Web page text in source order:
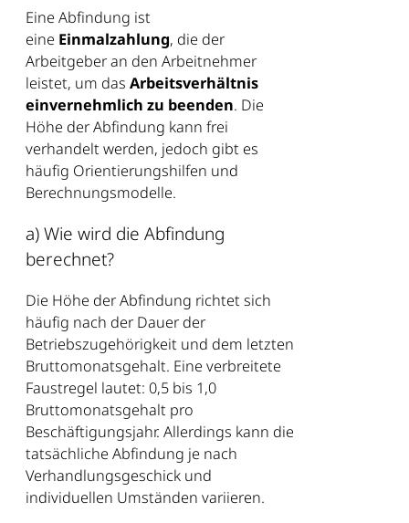
Eine Abfindung ist
eine Einmalzahlung, die der
Arbeitgeber an den Arbeitnehmer
leistet, um das Arbeitsverhältnis
einvernehmlich zu beenden. Die
Höhe der Abfindung kann frei
verhandelt werden, jedoch gibt es
häufig Orientierungshilfen und
Berechnungsmodelle.
a) Wie wird die Abfindung
berechnet?
Die Höhe der Abfindung richtet sich
häufig nach der Dauer der
Betriebszugehörigkeit und dem letzten
Bruttomonatsgehalt. Eine verbreitete
Faustregel lautet: 0,5 bis 1,0
Bruttomonatsgehalt pro
Beschäftigungsjahr. Allerdings kann die
tatsächliche Abfindung je nach
Verhandlungsgeschick und
individuellen Umständen variieren.